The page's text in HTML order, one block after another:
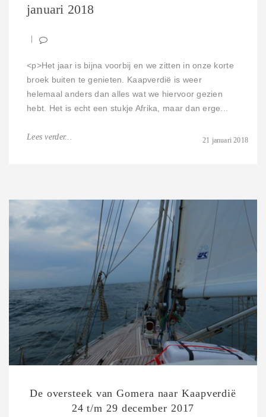
januari 2018
21 januari 2018
<p>Het jaar is bijna voorbij en we zitten in onze korte
broek buiten te genieten. Kaapverdië is weer
helemaal anders dan alles wat we hiervoor gezien
hebt. Het is echt een stukje Afrika, maar dan erge...
Lees verder...
De oversteek van Gomera naar Kaapverdië
24 t/m 29 december 2017